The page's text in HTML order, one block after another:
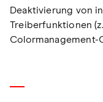
Deaktivierung von
Treiberfunktionen
Colormanagement-